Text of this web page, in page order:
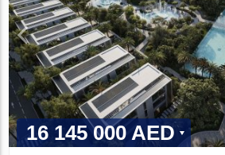
16 145 000 AED